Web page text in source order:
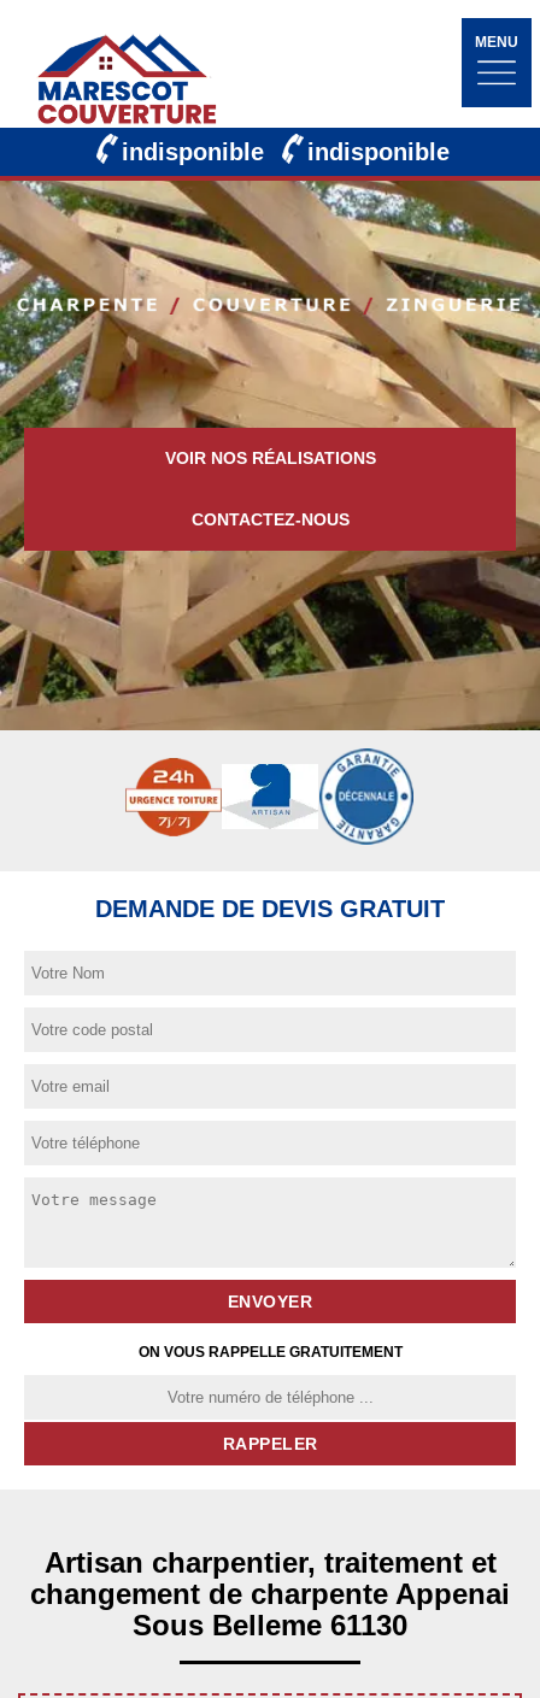
MENU
indisponible indisponible
VOIR NOS RÉALISATIONS
CONTACTEZ-NOUS
DEMANDE DE DEVIS GRATUIT
ON VOUS RAPPELLE GRATUITEMENT
Artisan charpentier, traitement et
changement de charpente Appenai
Sous Belleme 61130